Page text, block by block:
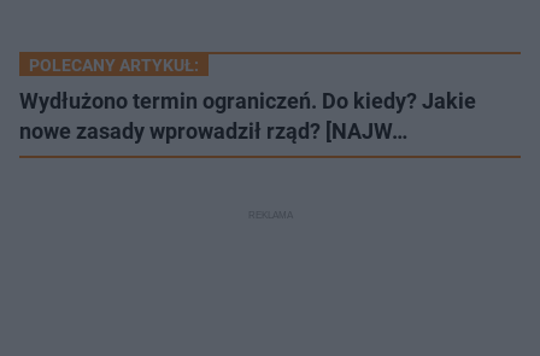
POLECANY ARTYKUŁ:
Wydłużono termin ograniczeń. Do kiedy? Jakie
nowe zasady wprowadził rząd? [NAJW…